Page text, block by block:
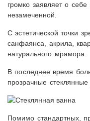
громко заявляет о
незамеченной.
С эстетической точки
санфаянса, акрила,
натурального мрамора.
В последнее время
прозрачные
Помимо стандартных,